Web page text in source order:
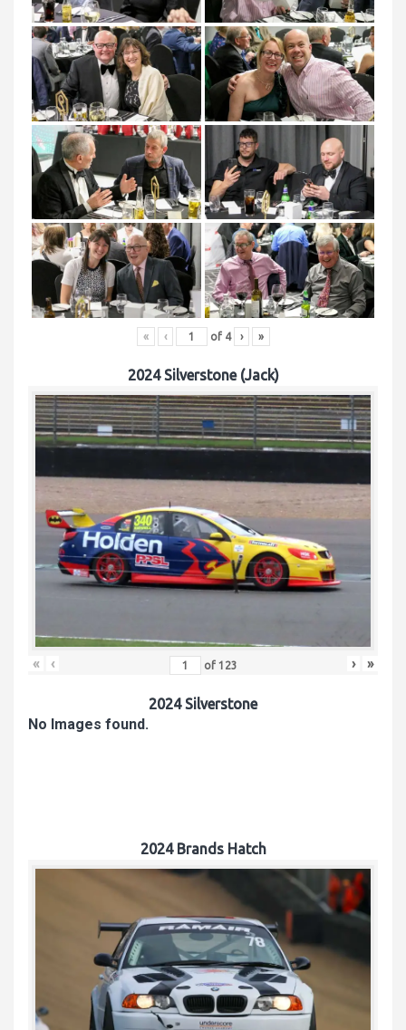
« ‹ of 4 › »
2024 Silverstone (Jack)
« ‹ of 123 › »
2024 Silverstone
No Images found.
2024 Brands Hatch